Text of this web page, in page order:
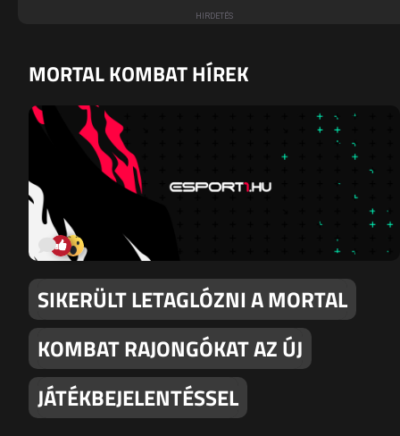
MORTAL KOMBAT HÍREK
SIKERÜLT LETAGLÓZNI A MORTAL
KOMBAT RAJONGÓKAT AZ ÚJ
JÁTÉKBEJELENTÉSSEL